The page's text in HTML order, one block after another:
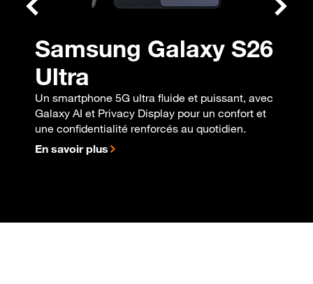
Samsung Galaxy S26
Ultra
Un smartphone 5G ultra fluide et puissant, avec
Galaxy AI et Privacy Display pour un confort et
une confidentialité renforcés au quotidien.
En savoir plus